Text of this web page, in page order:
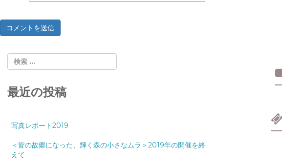
最近の投稿
写真レポート2019
＜皆の故郷になった、輝く森の小さなムラ＞2019年の開催を終
えて